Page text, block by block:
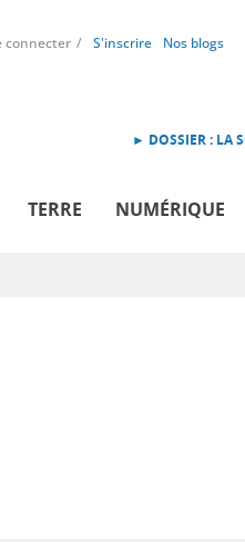
connecter S'inscrire Nos blogs
► DOSSIER : LA
TERRE NUMÉRIQUE